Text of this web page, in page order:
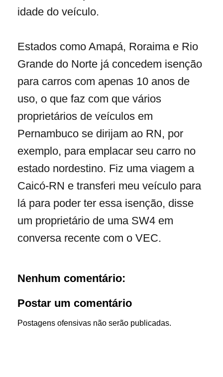
idade do veículo.
Estados como Amapá, Roraima e Rio
Grande do Norte já concedem isenção
para carros com apenas 10 anos de
uso, o que faz com que vários
proprietários de veículos em
Pernambuco se dirijam ao RN, por
exemplo, para emplacar seu carro no
estado nordestino. Fiz uma viagem a
Caicó-RN e transferi meu veículo para
lá para poder ter essa isenção, disse
um proprietário de uma SW4 em
conversa recente com o VEC.
Nenhum comentário:
Postar um comentário
Postagens ofensivas não serão publicadas.